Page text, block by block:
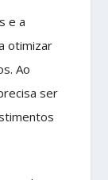
e a
otimizar
Ao
ser